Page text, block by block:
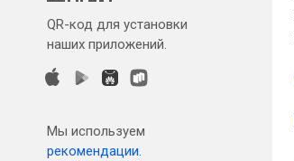
QR-код для установки
наших приложений.
Мы используем
рекомендации.